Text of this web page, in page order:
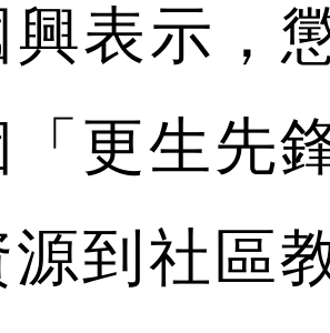
表示，
「更生先
源到社區